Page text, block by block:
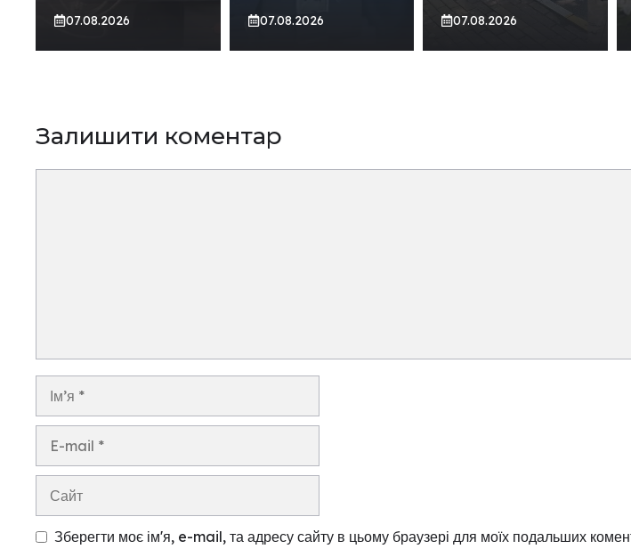
07.08.2026 07.08.2026 07.08.2026
Залишити коментар
Зберегти моє ім'я, e-mail, та адресу сайту в цьому браузері для моїх подальших